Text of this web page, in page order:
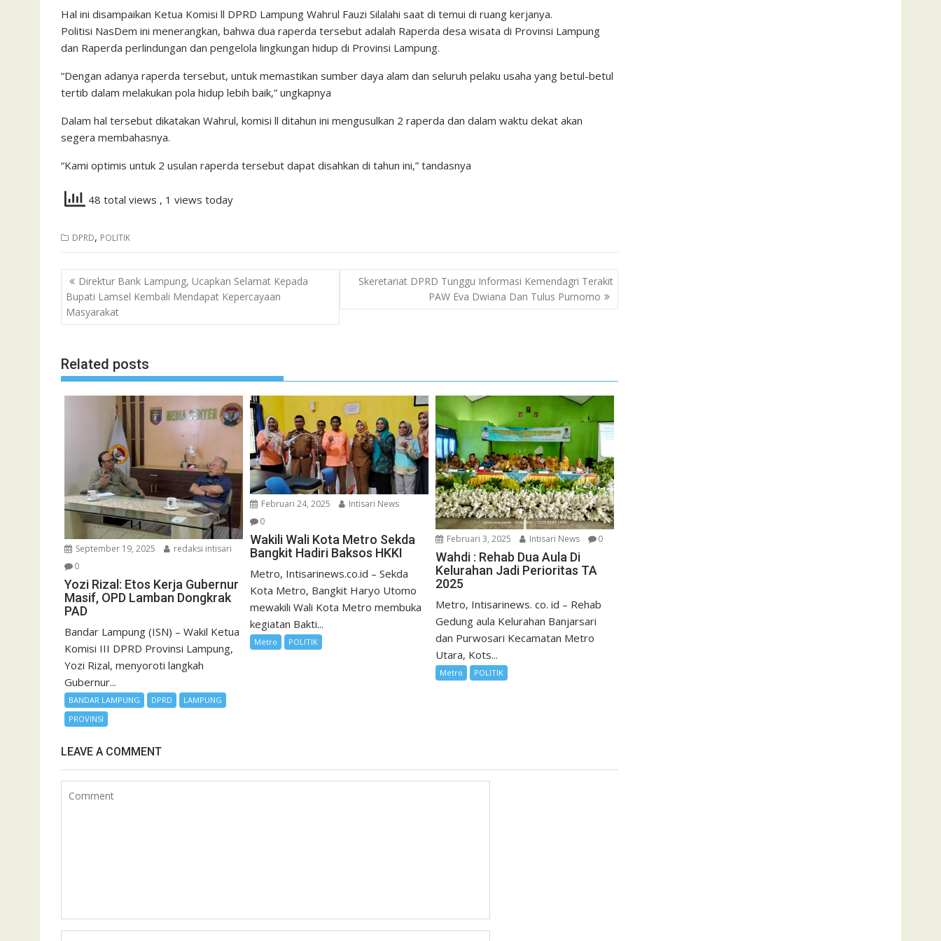
Hal ini disampaikan Ketua Komisi ll DPRD Lampung Wahrul Fauzi Silalahi saat di temui di ruang kerjanya.
Politisi NasDem ini menerangkan, bahwa dua raperda tersebut adalah Raperda desa wisata di Provinsi Lampung
dan Raperda perlindungan dan pengelola lingkungan hidup di Provinsi Lampung.
“Dengan adanya raperda tersebut, untuk memastikan sumber daya alam dan seluruh pelaku usaha yang betul-betul
tertib dalam melakukan pola hidup lebih baik,” ungkapnya
Dalam hal tersebut dikatakan Wahrul, komisi ll ditahun ini mengusulkan 2 raperda dan dalam waktu dekat akan
segera membahasnya.
“Kami optimis untuk 2 usulan raperda tersebut dapat disahkan di tahun ini,” tandasnya
48 total views , 1 views today
DPRD, POLITIK
Navigasi
pos
Direktur Bank Lampung, Ucapkan Selamat Kepada
Bupati Lamsel Kembali Mendapat Kepercayaan
Masyarakat
Skeretariat DPRD Tunggu Informasi Kemendagri Terakit
PAW Eva Dwiana Dan Tulus Purnomo
Related posts
September 19, 2025
redaksi intisari
0
Yozi Rizal: Etos Kerja Gubernur
Masif, OPD Lamban Dongkrak
PAD
Bandar Lampung (ISN) – Wakil Ketua
Komisi III DPRD Provinsi Lampung,
Yozi Rizal, menyoroti langkah
Gubernur...
BANDAR LAMPUNG DPRD
LAMPUNG
PROVINSI
Februari 24, 2025
Intisari News
0
Wakili Wali Kota Metro Sekda
Bangkit Hadiri Baksos HKKI
Metro, Intisarinews.co.id – Sekda
Kota Metro, Bangkit Haryo Utomo
mewakili Wali Kota Metro membuka
kegiatan Bakti...
Metro POLITIK
Februari 3, 2025 Intisari News 0
Wahdi : Rehab Dua Aula Di
Kelurahan Jadi Perioritas TA
2025
Metro, Intisarinews. co. id – Rehab
Gedung aula Kelurahan Banjarsari
dan Purwosari Kecamatan Metro
Utara, Kots...
Metro POLITIK
LEAVE A COMMENT